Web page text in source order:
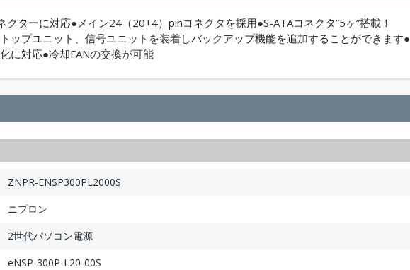
ターに対応●メイン24（20+4）pinコネクタを採用●S-ATAコネクタ”5ヶ”搭載！
ップユニット、信号ユニットを装着しバックアップ機能を追加することができます●
に対応●冷却FANの交換が可能
ZNPR-ENSP300PL2000S
ニプロン
2世代パソコン電源
eNSP-300P-L20-00S